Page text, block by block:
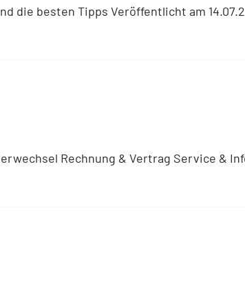
die besten Tipps Veröffentlicht am
Rechnung & Vertrag Service &